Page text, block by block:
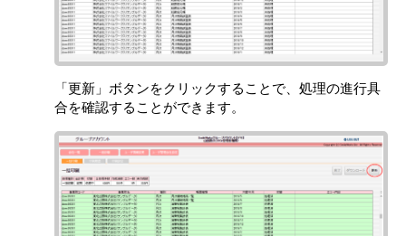
「更新」ボタンをクリックすることで、処理の進行具
合を確認することができます。